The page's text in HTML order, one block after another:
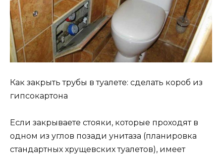
Как закрыть трубы в туалете: сделать короб из
гипсокартона
Если закрываете стояки, которые проходят в
одном из углов позади унитаза (планировка
стандартных хрущевских туалетов), имеет